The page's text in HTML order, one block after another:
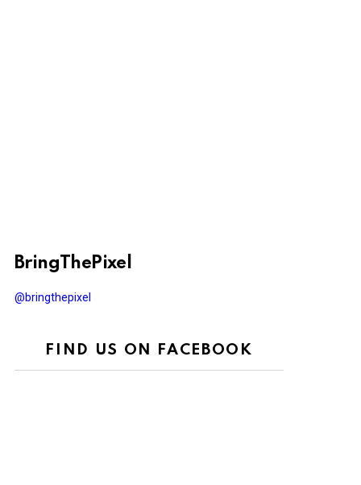
BringThePixel
@bringthepixel
FIND US ON FACEBOOK